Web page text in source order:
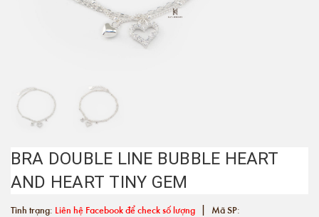
BRA DOUBLE LINE BUBBLE HEART
AND HEART TINY GEM
Tình trạng: Liên hệ Facebook để check số lượng | Mã SP: